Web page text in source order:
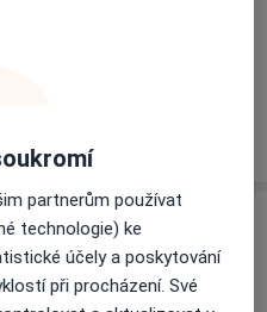
partnerům používat
technologie) ke
účely a poskytování
při procházení. Své